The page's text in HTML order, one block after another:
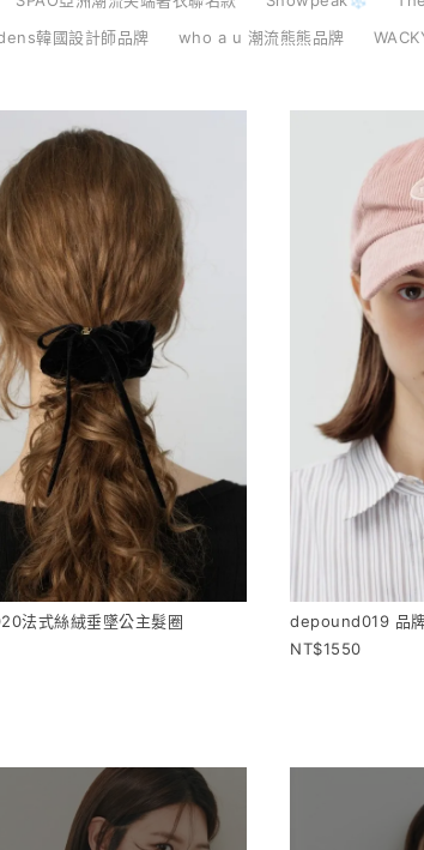
韓國設計師品牌
who a u 潮流熊熊品牌
法式絲絨垂墜公主髮圈
depound019 品
1550